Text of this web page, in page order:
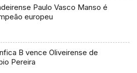
Paulo Vasco Manso é
europeu
B vence Oliveirense de
Pereira